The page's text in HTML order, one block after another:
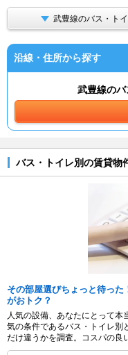
武豊線のバス・ト
沿線・住所から探す
武豊線の
バス・トイレ別の賃貸物
その部屋選びちょっと待っ
がおトク？
人気の設備、あなたにとって本
気の条件であるバス・トイレ別
だけ違うかを調査。コスパの良